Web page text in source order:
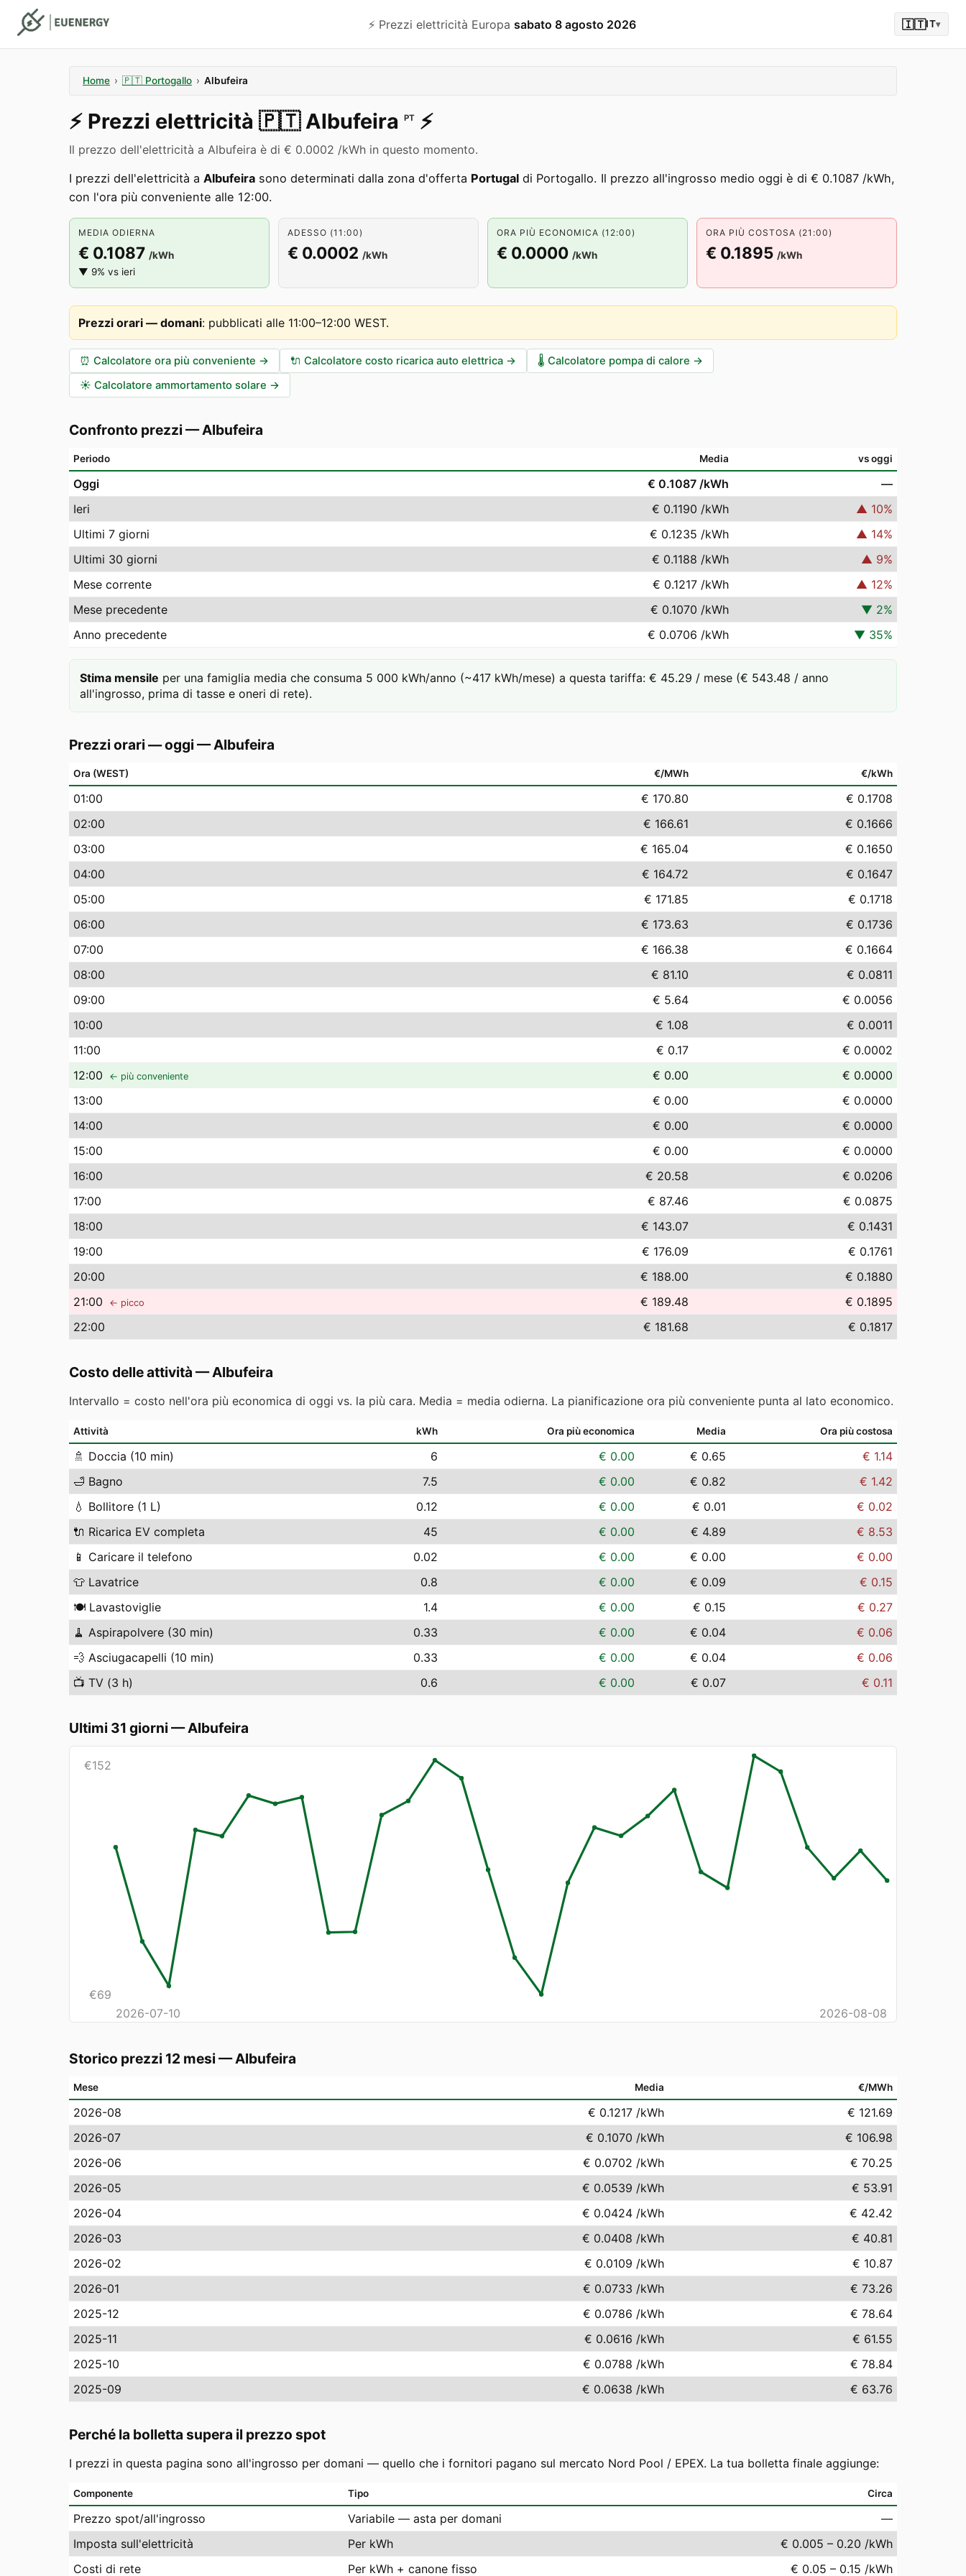
⚡️ Prezzi elettricità Europa sabato 8 agosto 2026 🇮🇹IT▾
Home › 🇵🇹 Portogallo › Albufeira
⚡️ Prezzi elettricità 🇵🇹 Albufeira PT ⚡️
Il prezzo dell'elettricità a Albufeira è di € 0.0002 /kWh in questo momento.
I prezzi dell'elettricità a Albufeira sono determinati dalla zona d'offerta Portugal di Portogallo. Il prezzo all'ingrosso medio oggi è di € 0.1087 /kWh,
con l'ora più conveniente alle 12:00.
MEDIA ODIERNA
€ 0.1087 /kWh
▼ 9% vs ieri
ADESSO (11:00)
€ 0.0002 /kWh
ORA PIÙ ECONOMICA (12:00)
€ 0.0000 /kWh
ORA PIÙ COSTOSA (21:00)
€ 0.1895 /kWh
Prezzi orari — domani: pubblicati alle 11:00–12:00 WEST.
⏰ Calcolatore ora più conveniente → 🔌 Calcolatore costo ricarica auto elettrica → 🌡️ Calcolatore pompa di calore →
☀️ Calcolatore ammortamento solare →
Confronto prezzi —Albufeira
Periodo Media vs oggi
Oggi € 0.1087 /kWh
—
Ieri
€ 0.1190 /kWh ▲ 10%
Ultimi 7 giorni
€ 0.1235 /kWh ▲ 14%
Ultimi 30 giorni
€ 0.1188 /kWh ▲ 9%
Mese corrente
€ 0.1217 /kWh ▲ 12%
Mese precedente
€ 0.1070 /kWh ▼ 2%
Anno precedente
€ 0.0706 /kWh ▼ 35%
Stima mensile per una famiglia media che consuma 5 000 kWh/anno (~417 kWh/mese) a questa tariffa: € 45.29 / mese (€ 543.48 / anno
all'ingrosso, prima di tasse e oneri di rete).
Prezzi orari — oggi —Albufeira
Ora (WEST) €/MWh €/kWh
01:00 € 170.80
€ 0.1708
02:00 € 166.61
€ 0.1666
03:00 € 165.04
€ 0.1650
04:00 € 164.72
€ 0.1647
05:00 € 171.85
€ 0.1718
06:00 € 173.63
€ 0.1736
07:00 € 166.38
€ 0.1664
08:00 € 81.10
€ 0.0811
09:00 € 5.64
€ 0.0056
10:00 € 1.08
€ 0.0011
11:00 € 0.17
€ 0.0002
12:00 ← più conveniente € 0.00
€ 0.0000
13:00 € 0.00
€ 0.0000
14:00 € 0.00
€ 0.0000
15:00 € 0.00
€ 0.0000
16:00 € 20.58
€ 0.0206
17:00 € 87.46
€ 0.0875
18:00 € 143.07
€ 0.1431
19:00 € 176.09
€ 0.1761
20:00 € 188.00
€ 0.1880
21:00 ← picco € 189.48
€ 0.1895
22:00 € 181.68 € 0.1817
Costo delle attività —Albufeira
Intervallo = costo nell'ora più economica di oggi vs. la più cara. Media = media odierna. La pianificazione ora più conveniente punta al lato economico.
Attività kWh Ora più economica Media Ora più costosa
🚿 Doccia (10 min) 6 € 0.00 € 0.65
€ 1.14
🛁 Bagno 7.5 € 0.00 € 0.82
€ 1.42
💧 Bollitore (1 L) 0.12 € 0.00 € 0.01
€ 0.02
🔌 Ricarica EV completa 45 € 0.00 € 4.89
€ 8.53
📱 Caricare il telefono 0.02 € 0.00 € 0.00
€ 0.00
👕 Lavatrice 0.8 € 0.00 € 0.09
€ 0.15
🍽️ Lavastoviglie 1.4 € 0.00 € 0.15
€ 0.27
🧹 Aspirapolvere (30 min) 0.33 € 0.00 € 0.04
€ 0.06
💨 Asciugacapelli (10 min) 0.33 € 0.00 € 0.04
€ 0.06
📺 TV (3 h) 0.6 € 0.00 € 0.07 € 0.11
Ultimi 31 giorni —Albufeira
€152
€69
2026-07-10
2026-08-08
Storico prezzi 12 mesi —Albufeira
Mese Media €/MWh
2026-08 € 0.1217 /kWh
€ 121.69
2026-07
€ 0.1070 /kWh
€ 106.98
2026-06
€ 0.0702 /kWh
€ 70.25
2026-05
€ 0.0539 /kWh
€ 53.91
2026-04
€ 0.0424 /kWh
€ 42.42
2026-03
€ 0.0408 /kWh
€ 40.81
2026-02
€ 0.0109 /kWh
€ 10.87
2026-01
€ 0.0733 /kWh
€ 73.26
2025-12
€ 0.0786 /kWh
€ 78.64
2025-11
€ 0.0616 /kWh
€ 61.55
2025-10
€ 0.0788 /kWh
€ 78.84
2025-09
€ 0.0638 /kWh € 63.76
Perché la bolletta supera il prezzo spot
I prezzi in questa pagina sono all'ingrosso per domani — quello che i fornitori pagano sul mercato Nord Pool / EPEX. La tua bolletta finale aggiunge:
Componente Tipo Circa
Prezzo spot/all'ingrosso Variabile — asta per domani
—
Imposta sull'elettricità
Per kWh
€ 0.005 – 0.20 /kWh
Costi di rete
Per kWh + canone fisso € 0.05 – 0.15 /kWh